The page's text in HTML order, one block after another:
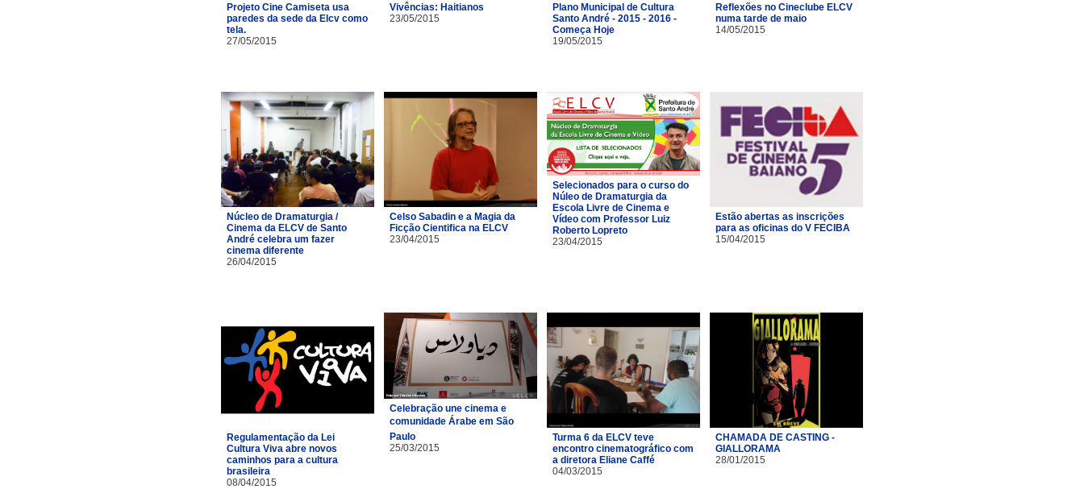
Projeto Cine Camiseta usa
paredes da sede da Elcv como
tela.
27/05/2015
Vivências: Haitianos
23/05/2015
Plano Municipal de Cultura
Santo André - 2015 - 2016 -
Começa Hoje
19/05/2015
Reflexões no Cineclube ELCV
numa tarde de maio
14/05/2015
Núcleo de Dramaturgia /
Cinema da ELCV de Santo
André celebra um fazer
cinema diferente
26/04/2015
Celso Sabadin e a Magia da
Ficção Cientifica na ELCV
23/04/2015
Selecionados para o curso do
Núleo de Dramaturgia da
Escola Livre de Cinema e
Vídeo com Professor Luiz
Roberto Lopreto
23/04/2015
Estão abertas as inscrições
para as oficinas do V FECIBA
15/04/2015
Regulamentação da Lei
Cultura Viva abre novos
caminhos para a cultura
brasileira
08/04/2015
Celebração une cinema e
comunidade Árabe em São
Paulo
25/03/2015
Turma 6 da ELCV teve
encontro cinematográfico com
a diretora Eliane Caffé
04/03/2015
CHAMADA DE CASTING -
GIALLORAMA
28/01/2015